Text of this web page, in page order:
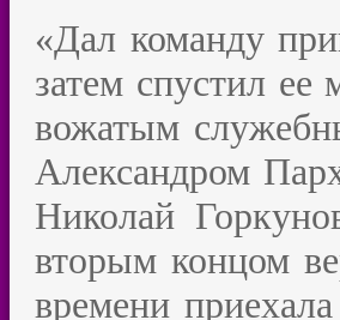
«Дал команду
затем спустил
вожатым
Александром
Николай
вторым концом
времени